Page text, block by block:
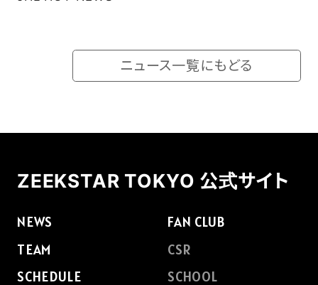
ニュース一覧にもどる
ZEEKSTAR TOKYO 公式サイト
NEWS
TEAM
SCHEDULE
FAN CLUB
CSR
SCHOOL